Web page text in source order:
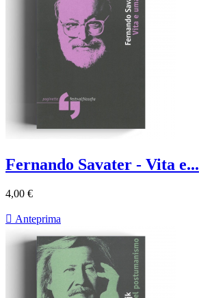
Fernando Savater - Vita e...
4,00 €
 Anteprima